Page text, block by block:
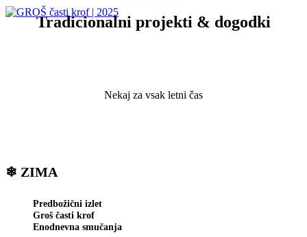
Tradicionalni projekti & dogodki
Nekaj za vsak letni čas
❄ ZIMA
Predbožični izlet
Groš časti krof
Enodnevna smučanja